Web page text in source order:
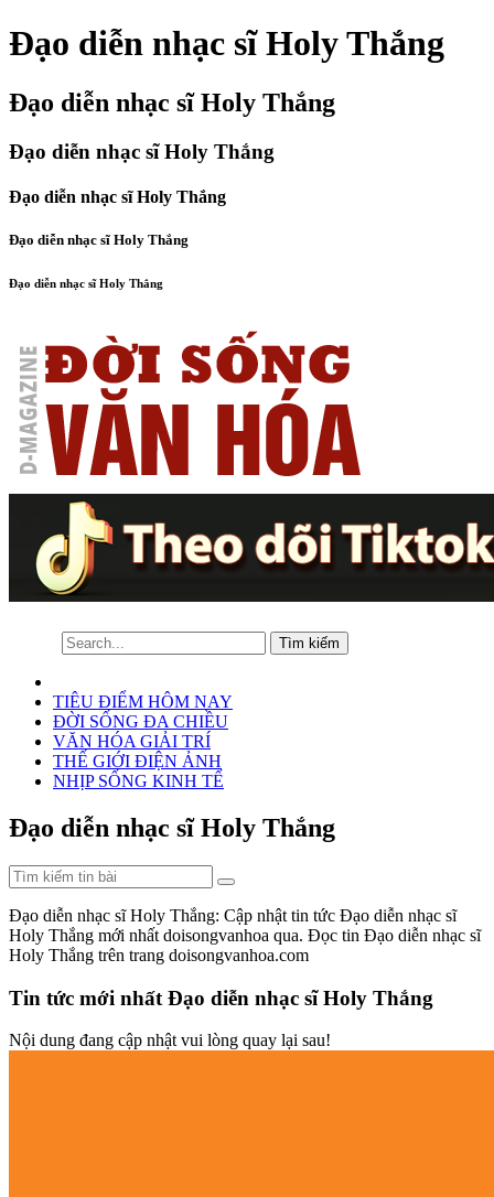
Đạo diễn nhạc sĩ Holy Thắng
Đạo diễn nhạc sĩ Holy Thắng
Đạo diễn nhạc sĩ Holy Thắng
Đạo diễn nhạc sĩ Holy Thắng
Đạo diễn nhạc sĩ Holy Thắng
Đạo diễn nhạc sĩ Holy Thắng
TIÊU ĐIỂM HÔM NAY
ĐỜI SỐNG ĐA CHIỀU
VĂN HÓA GIẢI TRÍ
THẾ GIỚI ĐIỆN ẢNH
NHỊP SỐNG KINH TẾ
Đạo diễn nhạc sĩ Holy Thắng
Đạo diễn nhạc sĩ Holy Thắng: Cập nhật tin tức Đạo diễn nhạc sĩ
Holy Thắng mới nhất doisongvanhoa qua. Đọc tin Đạo diễn nhạc sĩ
Holy Thắng trên trang doisongvanhoa.com
Tin tức mới nhất Đạo diễn nhạc sĩ Holy Thắng
Nội dung đang cập nhật vui lòng quay lại sau!